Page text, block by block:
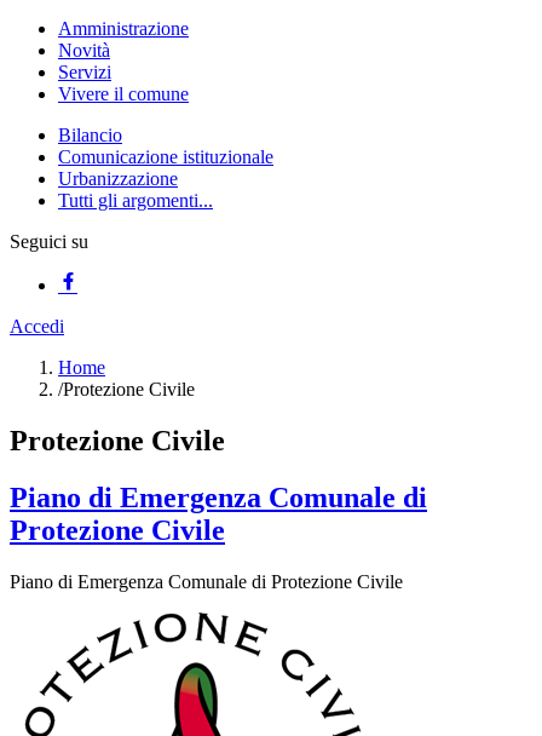
Amministrazione
Novità
Servizi
Vivere il comune
Bilancio
Comunicazione istituzionale
Urbanizzazione
Tutti gli argomenti...
Seguici su
Accedi
Home
/Protezione Civile
Protezione Civile
Piano di Emergenza Comunale di
Protezione Civile
Piano di Emergenza Comunale di Protezione Civile